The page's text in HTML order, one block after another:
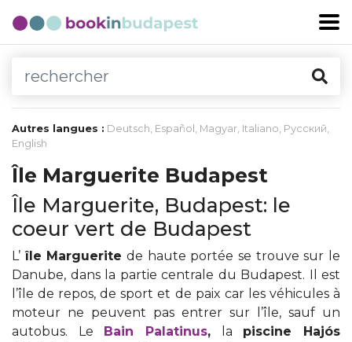
Autres langues : Deutsch, Español , Magyar, Italiano, Русский,
English
Île Marguerite Budapest
Île Marguerite, Budapest: le
coeur vert de Budapest
L’île Marguerite de haute portée se trouve sur le
Danube, dans la partie centrale du Budapest. Il est
l’île de repos, de sport et de paix car les véhicules à
moteur ne peuvent pas entrer sur l’île, sauf un
autobus. Le Bain Palatinus, la piscine Hajós